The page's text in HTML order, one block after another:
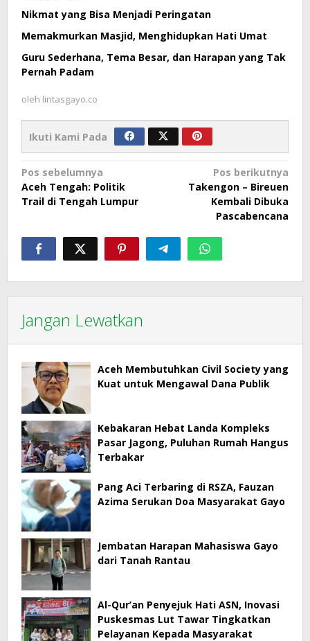
Nikmat yang Bisa Menjadi Peringatan
Memakmurkan Masjid, Menghidupkan Hati Umat
Guru Sederhana, Tema Besar, dan Harapan yang Tak
Pernah Padam
oleh lintasgayo.co
Ikuti Kami Pada
Navigasi
pos
Pos sebelumnya
Aceh Tengah: Politik
Trail di Tengah Lumpur
Pos berikutnya
Takengon – Bireuen
Kembali Dibuka
Pascabencana
Jangan Lewatkan
Aceh Membutuhkan Civil Society yang
Kuat untuk Mengawal Dana Publik
Kebakaran Hebat Landa Kompleks
Pasar Jagong, Puluhan Rumah Hangus
Terbakar
Pang Aci Terbaring di RSZA, Fauzan
Azima Serukan Doa Masyarakat Gayo
Jembatan Harapan Mahasiswa Gayo
dari Tanah Rantau
Al-Qur’an Penyejuk Hati ASN, Inovasi
Puskesmas Lut Tawar Tingkatkan
Pelayanan Kepada Masyarakat